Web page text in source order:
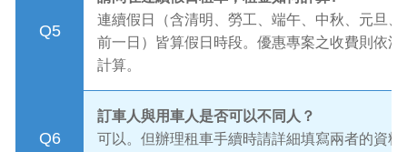
Q5
連續假日（含清明、勞工、端午、中秋、元旦、
前一日）皆算假日時段。優惠專案之收費則依活
計算。
Q6
訂車人與用車人是否可以不同人？
可以。但辦理租車手續時請詳細填寫兩者的資料